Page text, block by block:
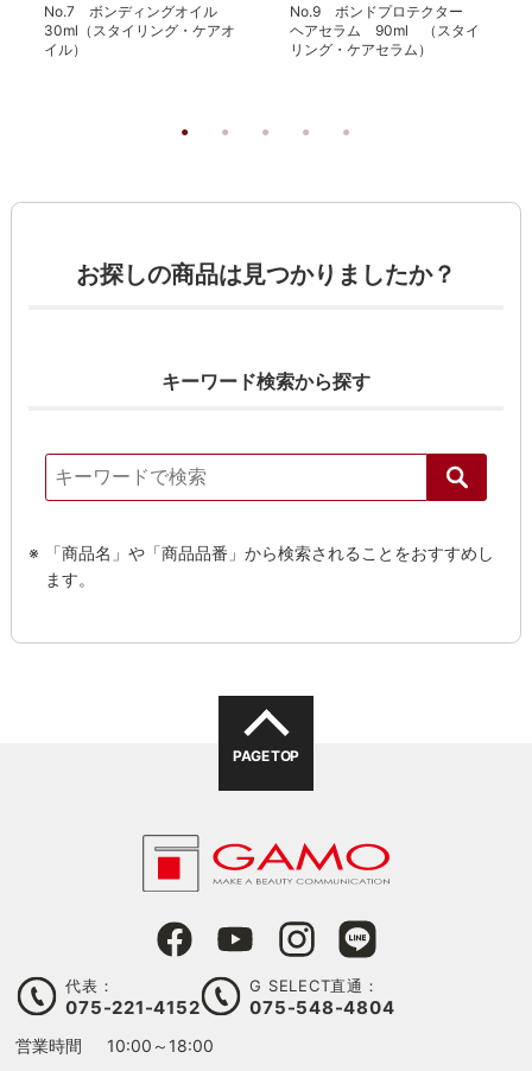
No.7 ボンディングオイル
30ml（スタイリング・ケアオ
イル）
No.9 ボンドプロテクター
ヘアセラム 90ml （スタイ
リング・ケアセラム）
お探しの商品は見つかりましたか？
キーワード検索から探す
「商品名」や「商品品番」から検索されることをおすすめし
ます。
PAGE TOP
代表：
075-221-4152
G SELECT直通：
075-548-4804
営業時間
10:00～18:00